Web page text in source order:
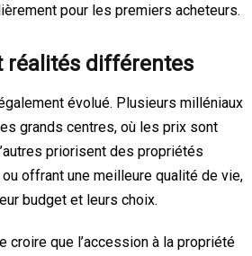
pour les premiers acheteurs.
réalités différentes
évolué. Plusieurs milléniaux
grands centres, où les prix sont
priorisent des propriétés
offrant une meilleure qualité de vie,
budget et leurs choix.
croire que l’accession à la propriété